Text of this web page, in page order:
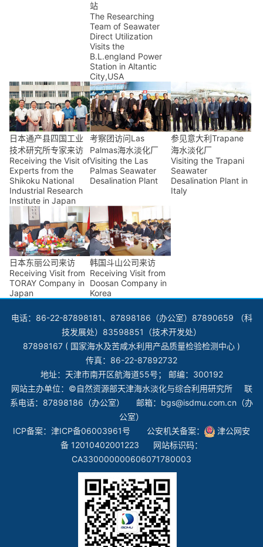
站
The Researching
Team of Seawater
Direct Utilization
Visits the
B.L.england Power
Station in Altantic
City,USA
日本通产县四国工业
技术研究所专家来访
Receiving the Visit of
Experts from the
Shikoku National
Industrial Research
Institute in Japan
考察团访问Las
Palmas海水淡化厂
Visiting the Las
Palmas Seawater
Desalination Plant
参见意大利Trapane
海水淡化厂
Visiting the Trapani
Seawater
Desalination Plant in
Italy
日本东丽公司来访
Receiving Visit from
TORAY Company in
Japan
韩国斗山公司来访
Receiving Visit from
Doosan Company in
Korea
电话：86-22-87898181、87898186（办公室）87890659 （科
技发展处）83598851（技术开发处）
87898167 ( 国家海水及苦咸水利用产品质量检验检测中心 )
传真：86-22-87892732
地址：天津市南开区航海道55号； 邮编：300192
网站主办单位：©自然资源部天津海水淡化与综合利用研究所 联
系电话：87898186（办公室） 邮箱：bgs@isdmu.com.cn（办
公室）
ICP备案： 津ICP备06003961号 公安机关备案：
津公网安
备 12010402001223 网站标识码：
CA330000000606071780003